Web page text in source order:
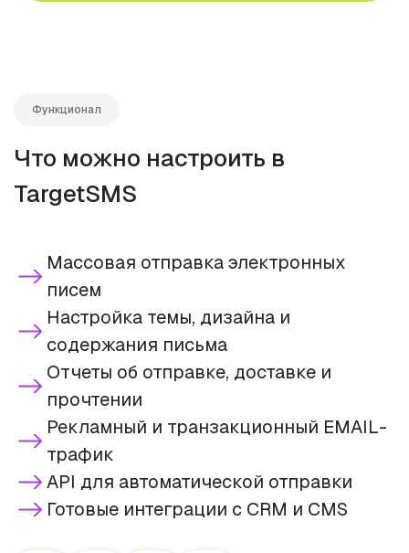
Функционал
Что можно настроить в
TargetSMS
Массовая отправка электронных
писем
Настройка темы, дизайна и
содержания письма
Отчеты об отправке, доставке и
прочтении
Рекламный и транзакционный EMAIL-
трафик
API для автоматической отправки
Готовые интеграции с CRM и CMS